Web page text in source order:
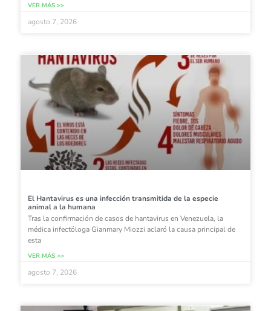
VER MÁS >>
agosto 7, 2026
El Hantavirus es una infección transmitida de la especie
animal a la humana
Tras la confirmación de casos de hantavirus en Venezuela, la
médica infectóloga Gianmary Miozzi aclaró la causa principal de
esta
VER MÁS >>
agosto 7, 2026